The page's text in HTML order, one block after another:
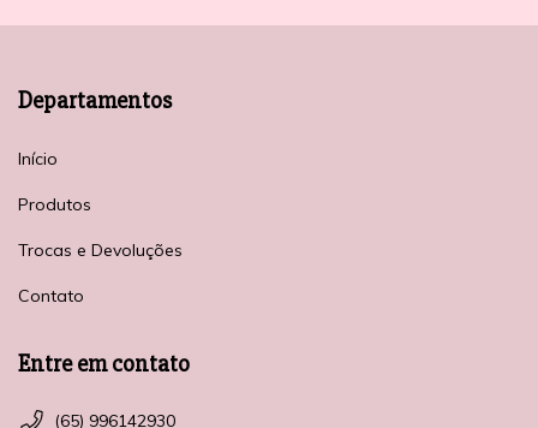
Departamentos
Início
Produtos
Trocas e Devoluções
Contato
Entre em contato
(65) 996142930